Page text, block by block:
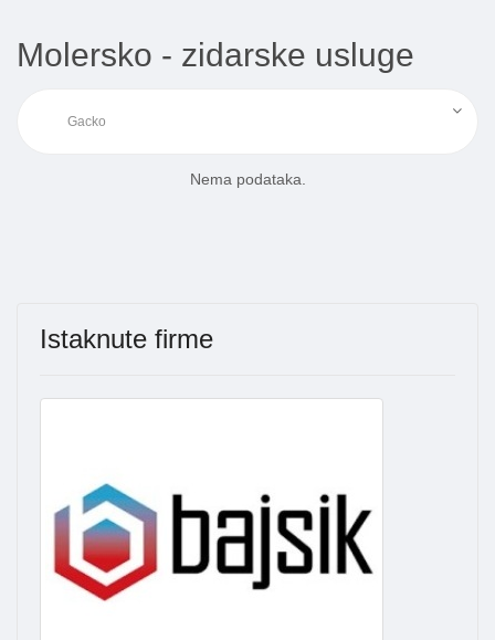
Molersko - zidarske usluge
Nema podataka.
Istaknute firme